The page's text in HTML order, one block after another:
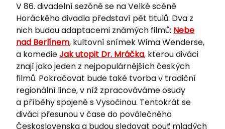
V 86. divadelní sezóně se na Velké scéně
Horáckého divadla představí pět titulů. Dva z
nich budou adaptacemi známých filmů: Nebe
nad Berlínem, kultovní snímek Wima Wenderse,
a komedieJak utopit Dr. Mráčka, kterou diváci
znají jako jeden z nejpopulárnějších českých
filmů. Pokračovat bude také tvorba v tradiční
regionální lince, v níž zpracováváme osudy
a příběhy spojené s Vysočinou. Tentokrát se
diváci přesunou v čase do poválečného
Československa a budou sledovat pouť mladých